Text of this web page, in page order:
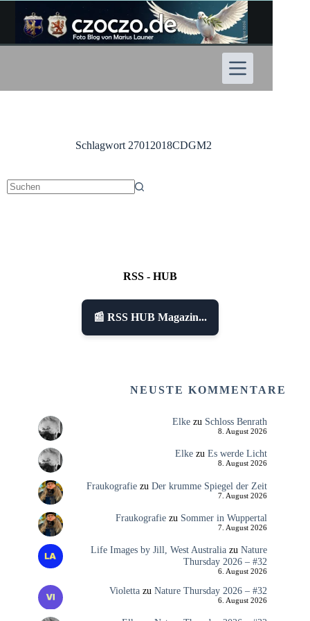
Inhalt
springen
Schlagwort27012018CDGM2
RSS - HUB
📰 RSS HUB Magazin...
NEUSTE KOMMENTARE
Elkezu Schloss Benrath
8. August 2026
Elkezu Es werde Licht
8. August 2026
Fraukografiezu Der krumme Spiegel der Zeit
7. August 2026
Fraukografiezu Sommer in Wuppertal
7. August 2026
Life Images by Jill, West Australiazu Nature
Thursday 2026 – #32
6. August 2026
Violettazu Nature Thursday 2026 – #32
6. August 2026